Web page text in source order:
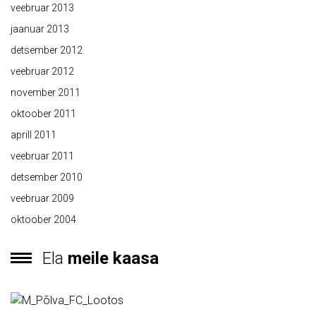
veebruar 2013
jaanuar 2013
detsember 2012
veebruar 2012
november 2011
oktoober 2011
aprill 2011
veebruar 2011
detsember 2010
veebruar 2009
oktoober 2004
Ela meile kaasa